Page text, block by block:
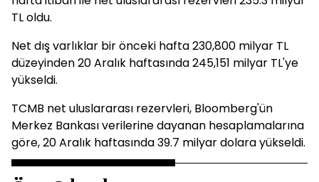
TL oldu.
Net dış varlıklar bir önceki hafta 230,800 milyar TL
düzeyinden 20 Aralık haftasında 245,151 milyar TL'ye
yükseldi.
TCMB net uluslararası rezervleri, Bloomberg'ün
Merkez Bankası verilerine dayanan hesaplamalarına
göre, 20 Aralık haftasında 39.7 milyar dolara yükseldi.